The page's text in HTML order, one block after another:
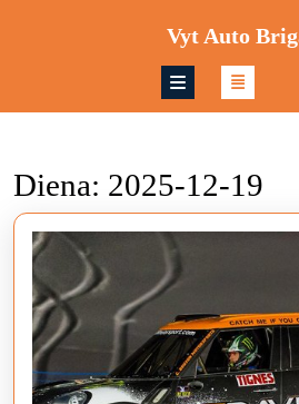
Vyt Auto
Diena: 2025-12-19